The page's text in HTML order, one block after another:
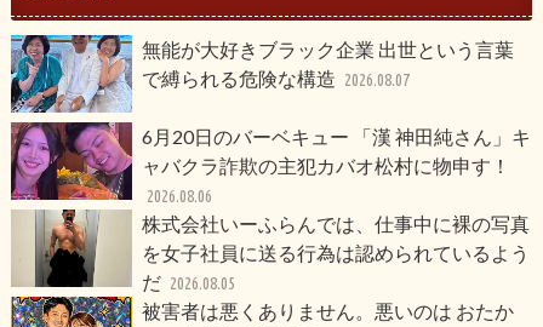
無能が大好きブラック企業 出世という言葉
で縛られる危険な構造 2026.08.07
6月20日のバーベキュー 「漢 神田純さん」キ
ャバクラ詐欺の主犯カバオ松村に物申す！
2026.08.06
株式会社いーふらんでは、仕事中に裸の写真
を女子社員に送る行為は認められているよう
だ 2026.08.05
被害者は悪くありません。悪いのは おたか